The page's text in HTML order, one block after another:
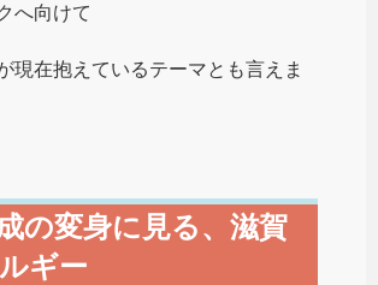
へ向けて
現在抱えているテーマとも言えま
の変身に見る、滋賀
ギー